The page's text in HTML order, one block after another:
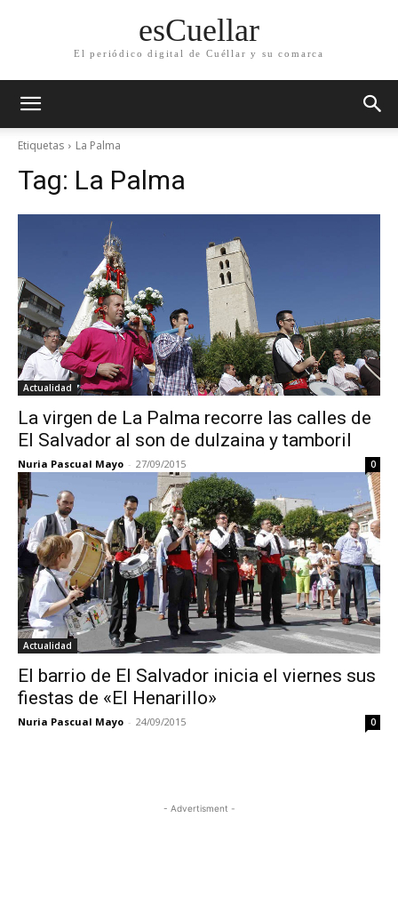
esCuellar
El periódico digital de Cuéllar y su comarca
Etiquetas La Palma
Tag: La Palma
Actualidad
La virgen de La Palma recorre las calles de
El Salvador al son de dulzaina y tamboril
Nuria Pascual Mayo - 27/09/2015 0
Actualidad
El barrio de El Salvador inicia el viernes sus
fiestas de «El Henarillo»
Nuria Pascual Mayo - 24/09/2015 0
- Advertisment -